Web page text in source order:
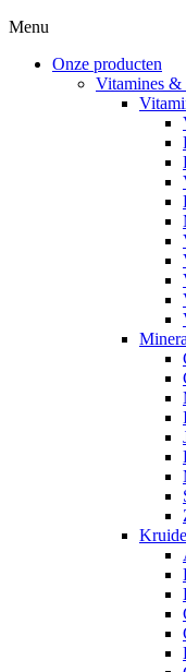
Menu
Onze producten
Vitamines &